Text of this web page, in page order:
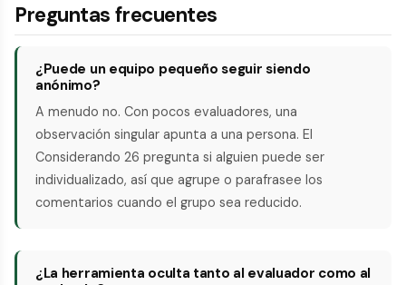
Preguntas frecuentes
¿Puede un equipo pequeño seguir siendo
anónimo?
A menudo no. Con pocos evaluadores, una
observación singular apunta a una persona. El
Considerando 26 pregunta si alguien puede ser
individualizado, así que agrupe o parafrasee los
comentarios cuando el grupo sea reducido.
¿La herramienta oculta tanto al evaluador como al